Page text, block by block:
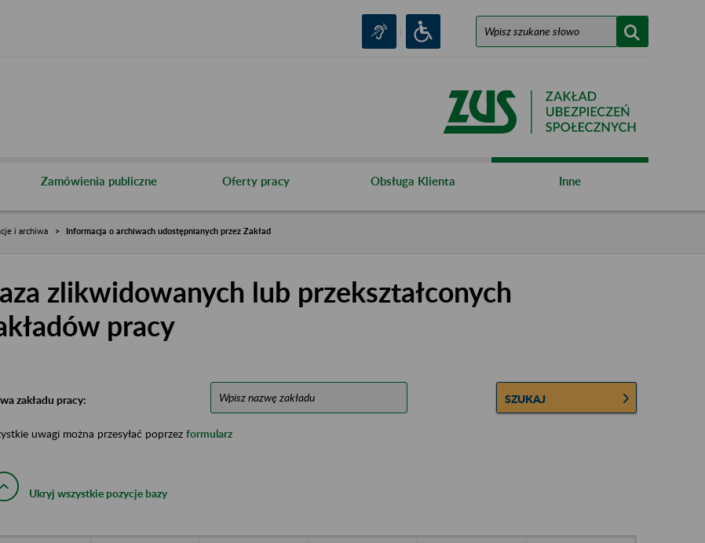
Zamówienia publiczne Oferty pracy Obsługa Klienta Inne
i archiwa Informacja o archiwach udostępnianych przez Zakład
zlikwidowanych lub przekształconych
pracy
zakładu pracy: SZUKAJ
uwagi można przesyłać poprzez formularz
Ukryj wszystkie pozycje bazy